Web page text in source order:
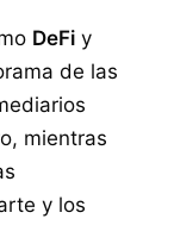
DeFiy
de las
mientras
y los